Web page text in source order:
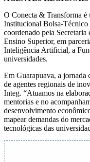
O Conecta & Transforma é
Institucional Bolsa-
coordenado pela
Ensino Superior, em
Inteligência Artificial, a
universidades.
Em Guarapuava, a jornada
de agentes regionais de
Integ. “Atuamos na
mentorias e no
desenvolvimento
mapear demandas do
tecnológicas das